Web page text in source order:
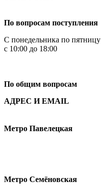
По вопросам поступления
С понедельника по пятницу
с 10:00 до 18:00
По общим вопросам
АДРЕС И EMAIL
Метро Павелецкая
Метро Семёновская